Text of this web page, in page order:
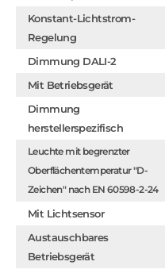
Konstant-Lichtstrom-
Regelung
Dimmung DALI-2
Mit Betriebsgerät
Dimmung
herstellerspezifisch
Leuchte mit begrenzter
Oberflächentemperatur "D-
Zeichen" nach EN 60598-2-24
Mit Lichtsensor
Austauschbares
Betriebsgerät